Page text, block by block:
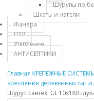
Шурупы по
Шкаты и нагели
Фанера
OSB
Утепление
АНТИСЕПТИКИ
Главная КРЕПЕЖНЫЕ
крепления деревянных лаг и
Шуруп сантех. GL 10х180